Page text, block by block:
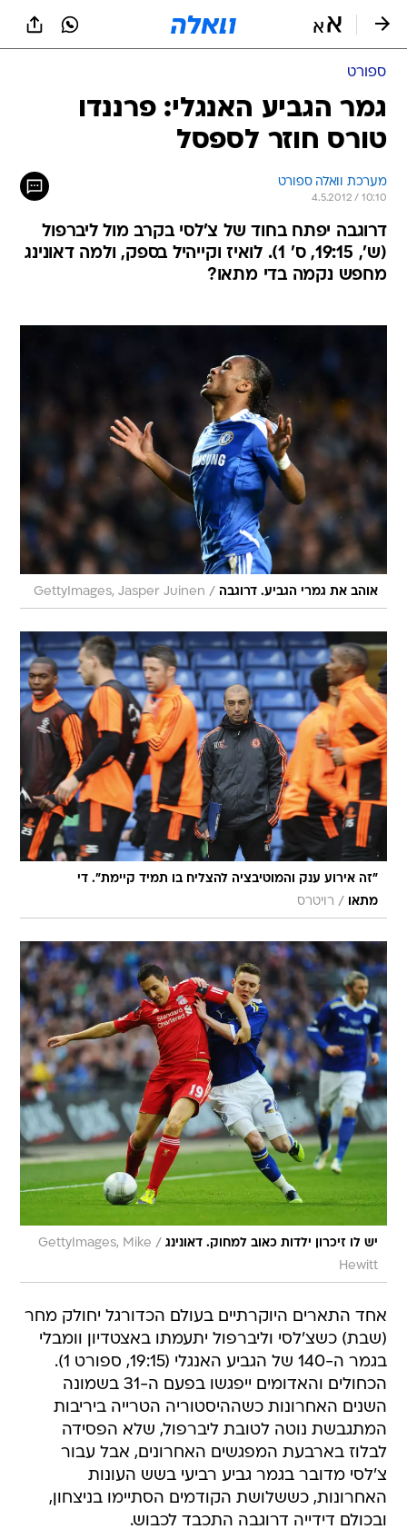
ספורט
גמר הגביע האנגלי: פרננדו
טורס חוזר לספסל
מערכת וואלה ספורט
4.5.2012 / 10:10
דרוגבה יפתח בחוד של צ'לסי בקרב מול ליברפול
(ש', 19:15, ס' 1). לואיז וקייהיל בספק, ולמה דאונינג
מחפש נקמה בדי מתאו?
אוהב את גמרי הגביע. דרוגבה /
GettyImages, Jasper Juinen
"זה אירוע ענק והמוטיבציה להצליח בו תמיד קיימת". די
מתאו
/ רויטרס
יש לו זיכרון ילדות כאוב למחוק. דאונינג /
GettyImages, Mike
Hewitt
אחד התארים היוקרתיים בעולם הכדורגל יחולק מחר
(שבת) כשצ'לסי וליברפול יתעמתו באצטדיון וומבלי
בגמר ה-140 של הגביע האנגלי (19:15, ספורט 1).
הכחולים והאדומים ייפגשו בפעם ה-31 בשמונה
השנים האחרונות כשההיסטוריה הטרייה ביריבות
המתגבשת נוטה לטובת ליברפול, שלא הפסידה
לבלוז בארבעת המפגשים האחרונים, אבל עבור
צ'לסי מדובר בגמר גביע רביעי בשש העונות
האחרונות, כששלושת הקודמים הסתיימו בניצחון,
ובכולם דידייה דרוגבה התכבד לכבוש.